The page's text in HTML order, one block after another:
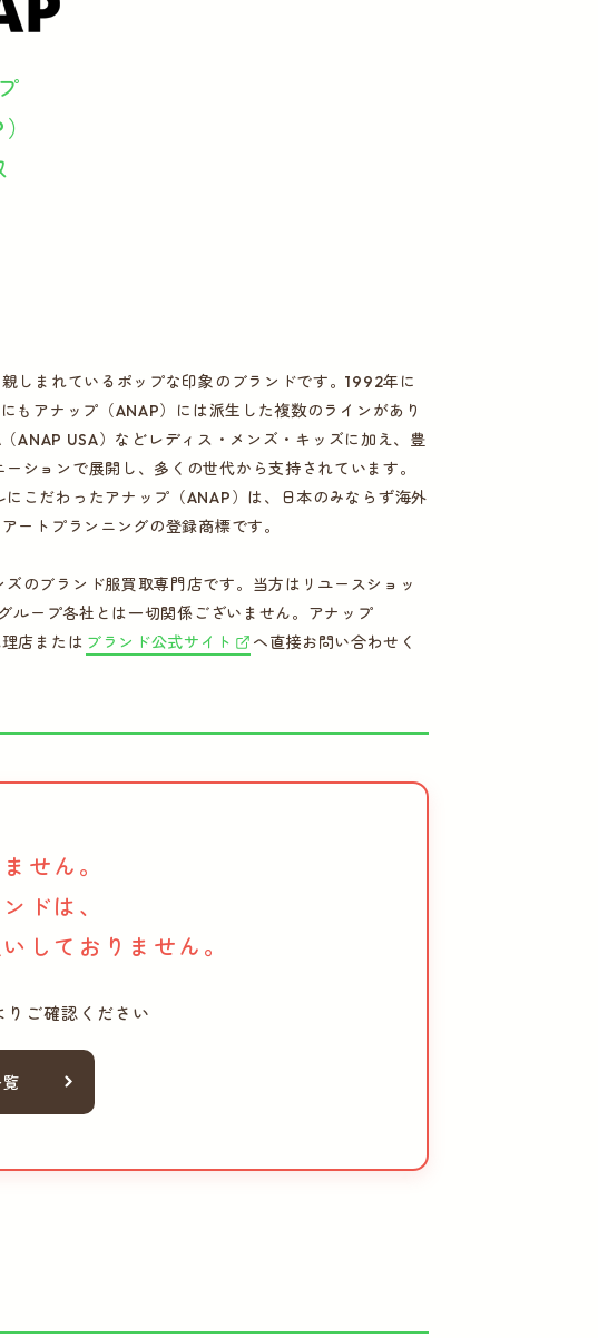
しまれているポップな印象のブランドです。1992年に
アナップ（ANAP）には派生した複数のラインがあり
ANAP USA）などレディス・メンズ・キッズに加え、豊
ションで展開し、多くの世代から支持されています。
こだわったアナップ（ANAP）は、日本のみならず海外
ートプランニングの登録商標です。
のブランド服買取専門店です。当方はリユースショッ
ループ各社とは一切関係ございません。アナップ
店または ブランド公式サイト
へ直接お問い合わせく
せん。
ドは、
しておりません。
りご確認ください